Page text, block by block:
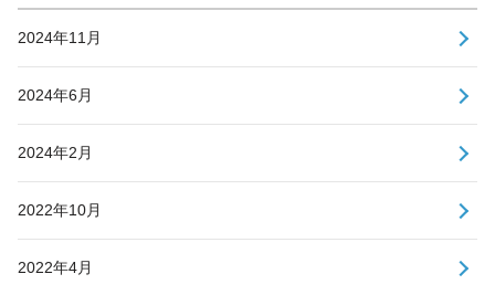
2024年11月
2024年6月
2024年2月
2022年10月
2022年4月